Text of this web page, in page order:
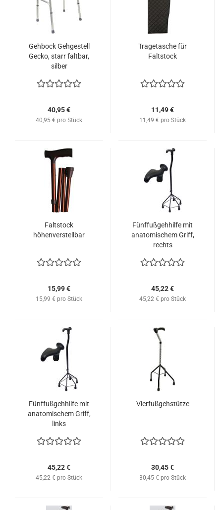
Gehbock Gehgestell
Gecko, starr faltbar,
silber
40,95 €
40,95 € pro Stück
Tragetasche für
Faltstock
11,49 €
11,49 € pro Stück
Faltstock
höhenverstellbar
15,99 €
15,99 € pro Stück
Fünffußgehhilfe mit
anatomischem Griff,
rechts
45,22 €
45,22 € pro Stück
Fünffußgehhilfe mit
anatomischem Griff,
links
45,22 €
45,22 € pro Stück
Vierfußgehstütze
30,45 €
30,45 € pro Stück